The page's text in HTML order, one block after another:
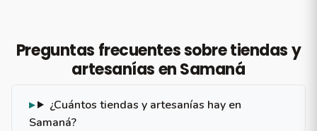
Preguntas frecuentes sobre tiendas y
artesanías en Samaná
¿Cuántos tiendas y artesanías hay en
Samaná?